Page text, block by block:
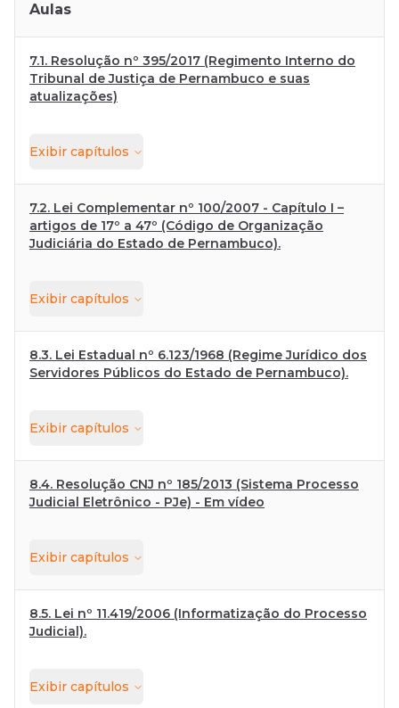
Aulas
7.1. Resolução nº 395/2017 (Regimento Interno do
Tribunal de Justiça de Pernambuco e suas
atualizações)
Exibir capítulos
7.2. Lei Complementar nº 100/2007 - Capítulo I –
artigos de 17º a 47º (Código de Organização
Judiciária do Estado de Pernambuco).
Exibir capítulos
8.3. Lei Estadual nº 6.123/1968 (Regime Jurídico dos
Servidores Públicos do Estado de Pernambuco).
Exibir capítulos
8.4. Resolução CNJ nº 185/2013 (Sistema Processo
Judicial Eletrônico - PJe) - Em vídeo
Exibir capítulos
8.5. Lei nº 11.419/2006 (Informatização do Processo
Judicial).
Exibir capítulos